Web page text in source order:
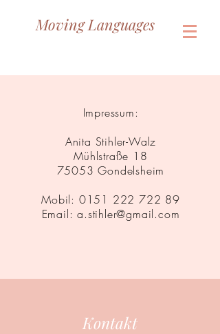
Moving Languages
Impressum:
Anita Stihler-Walz
Mühlstraße 18
75053 Gondelsheim
Mobil: 0151 222 722 89
Email: a.stihler@gmail.com
Kontakt